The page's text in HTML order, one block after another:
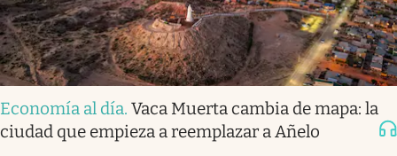
Economía al día. Vaca Muerta cambia de mapa: la
ciudad que empieza a reemplazar a Añelo